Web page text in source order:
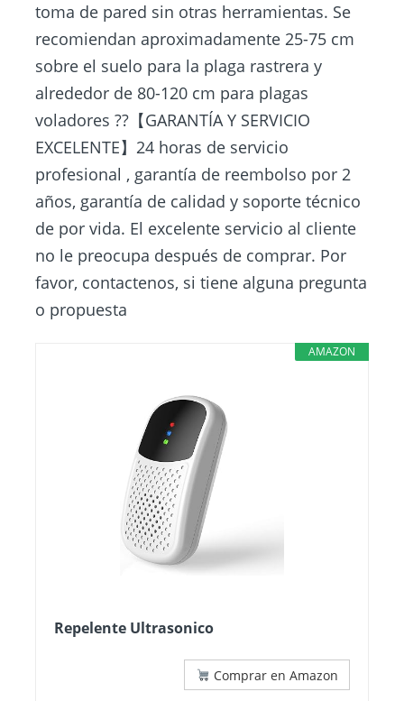
toma de pared sin otras herramientas. Se
recomiendan aproximadamente 25-75 cm
sobre el suelo para la plaga rastrera y
alrededor de 80-120 cm para plagas
voladores ??【GARANTÍA Y SERVICIO
EXCELENTE】24 horas de servicio
profesional , garantía de reembolso por 2
años, garantía de calidad y soporte técnico
de por vida. El excelente servicio al cliente
no le preocupa después de comprar. Por
favor, contactenos, si tiene alguna pregunta
o propuesta
AMAZON
Repelente Ultrasonico
Comprar en Amazon